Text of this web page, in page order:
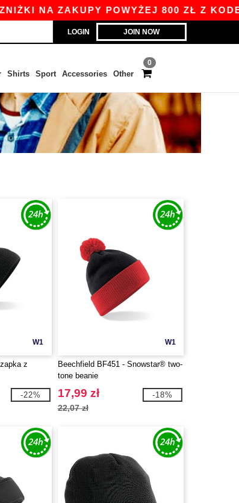
POWYŻEJ 800 ZŁ Z KODEM
LOGIN JOIN NOW
0
Shirts Sport Accessories Other
W1
z
-22%
W1
Beechfield BF451 - Snowstar® two-
tone beanie
17,99 zł
22,07 zł
-18%